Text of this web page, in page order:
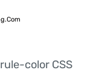
color CSS